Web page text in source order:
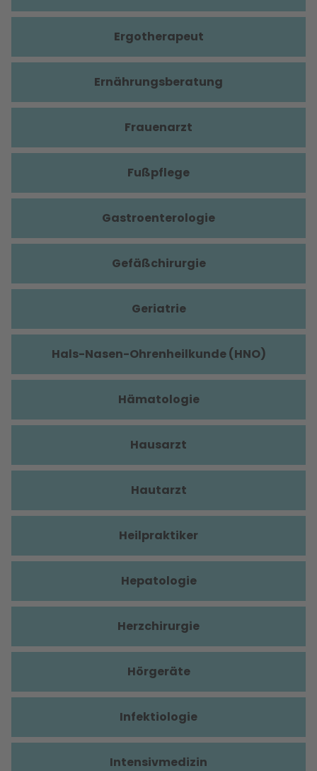
Ergotherapeut
Ernährungsberatung
Frauenarzt
Fußpflege
Gastroenterologie
Gefäßchirurgie
Geriatrie
Hals-Nasen-Ohrenheilkunde (HNO)
Hämatologie
Hausarzt
Hautarzt
Heilpraktiker
Hepatologie
Herzchirurgie
Hörgeräte
Infektiologie
Intensivmedizin